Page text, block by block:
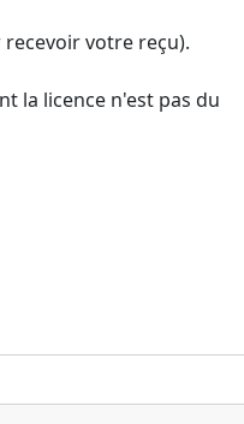
votre reçu).
la licence n'est pas du